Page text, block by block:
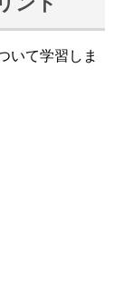
いて学習しま